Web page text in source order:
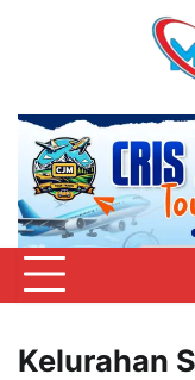
Kelurahan